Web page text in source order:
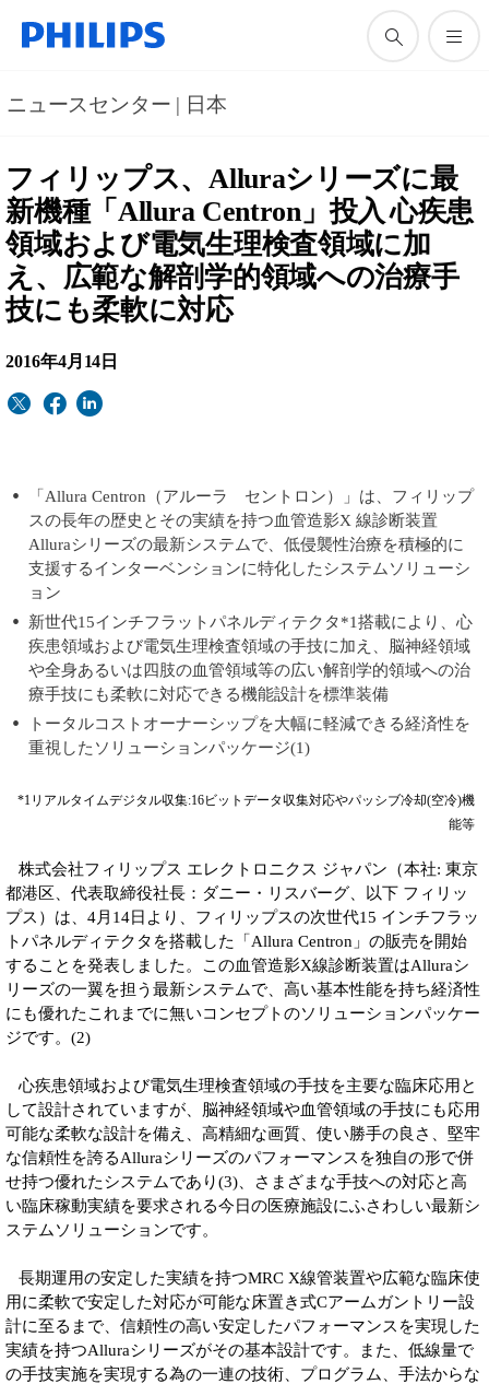
ニュースセンター | 日本
フィリップス、Alluraシリーズに最
新機種「Allura Centron」投入 心疾患
領域および電気生理検査領域に加
え、広範な解剖学的領域への治療手
技にも柔軟に対応
2016年4月14日
「Allura Centron（アルーラ セントロン）」は、フィリップ
スの長年の歴史とその実績を持つ血管造影X 線診断装置
Alluraシリーズの最新システムで、低侵襲性治療を積極的に
支援するインターベンションに特化したシステムソリューシ
ョン
新世代15インチフラットパネルディテクタ*1搭載により、心
疾患領域および電気生理検査領域の手技に加え、脳神経領域
や全身あるいは四肢の血管領域等の広い解剖学的領域への治
療手技にも柔軟に対応できる機能設計を標準装備
トータルコストオーナーシップを大幅に軽減できる経済性を
重視したソリューションパッケージ(1)
*1リアルタイムデジタル収集:16ビットデータ収集対応やパッシブ冷却(空冷)機
能等
株式会社フィリップス エレクトロニクス ジャパン（本社: 東京
都港区、代表取締役社長：ダニー・リスバーグ、以下 フィリッ
プス）は、4月14日より、フィリップスの次世代15 インチフラッ
トパネルディテクタを搭載した「Allura Centron」の販売を開始
することを発表しました。この血管造影X線診断装置はAlluraシ
リーズの一翼を担う最新システムで、高い基本性能を持ち経済性
にも優れたこれまでに無いコンセプトのソリューションパッケー
ジです。(2)
心疾患領域および電気生理検査領域の手技を主要な臨床応用と
して設計されていますが、脳神経領域や血管領域の手技にも応用
可能な柔軟な設計を備え、高精細な画質、使い勝手の良さ、堅牢
な信頼性を誇るAlluraシリーズのパフォーマンスを独自の形で併
せ持つ優れたシステムであり(3)、さまざまな手技への対応と高
い臨床稼動実績を要求される今日の医療施設にふさわしい最新シ
ステムソリューションです。
長期運用の安定した実績を持つMRC X線管装置や広範な臨床使
用に柔軟で安定した対応が可能な床置き式Cアームガントリー設
計に至るまで、信頼性の高い安定したパフォーマンスを実現した
実績を持つAlluraシリーズがその基本設計です。また、低線量で
の手技実施を実現する為の一連の技術、プログラム、手法からな